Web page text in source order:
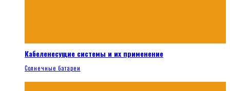
Кабеленесущие системы и их применение
Солнечные батареи